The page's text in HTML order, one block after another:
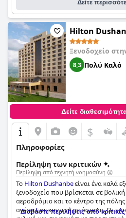
Δείτε
Hilton
Ξενοδοχείο
8,3 Πολύ Καλό
Δείτε
$
Πληροφορίες
Περίληψη των κριτικών
Περίληψη από τεχνητή νοημοσύνη
Το Hilton Dushanbeείναι ένα καλά
ξενοδοχείο που βρίσκεται σε
αεροδρόμιο και το κέντρο της πόλης
ανέσεις σε κοντινή απόσταση. Οι
Διαβάστε περιλήψεις από κριτικές